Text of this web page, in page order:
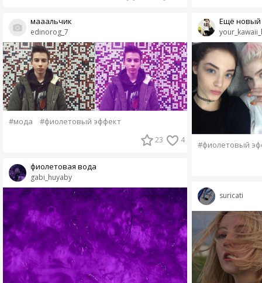
edinorog_7
мааальчик
#мода #фиолетовый эффект
23 4
gabi_huyaby
фиолетовая вода
Ещё новый
#фиолетовый
suricati